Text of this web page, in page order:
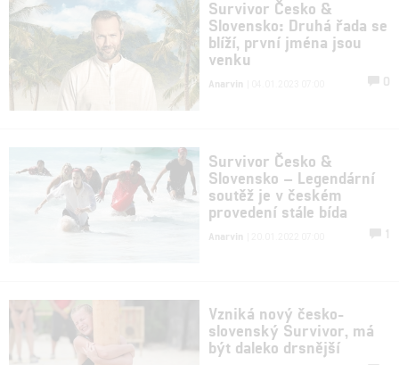
Survivor Česko &
Slovensko: Druhá řada se
blíží, první jména jsou
venku
Anarvin 0
Survivor Česko &
Slovensko – Legendární
soutěž je v českém
provedení stále bída
Anarvin 1
Vzniká nový česko-
slovenský Survivor, má
být daleko drsnější